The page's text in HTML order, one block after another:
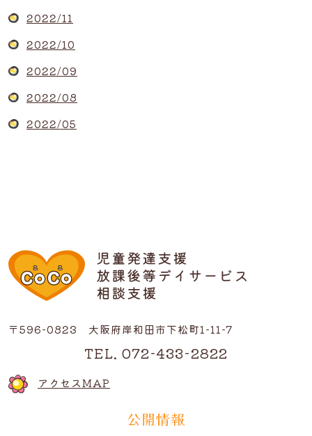
2022/11
2022/10
2022/09
2022/08
2022/05
〒596-0823 大阪府岸和田市下松町1-11-7
TEL. 072-433-2822
アクセスMAP
公開情報